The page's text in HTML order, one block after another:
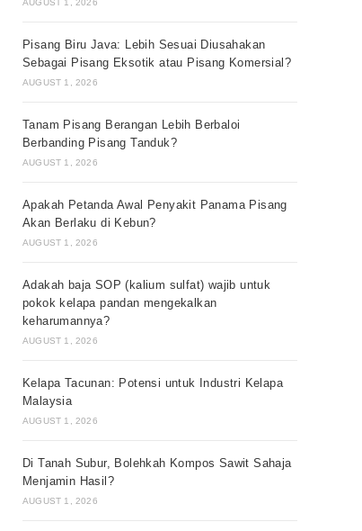
AUGUST 1, 2026
Pisang Biru Java: Lebih Sesuai Diusahakan
Sebagai Pisang Eksotik atau Pisang Komersial?
AUGUST 1, 2026
Tanam Pisang Berangan Lebih Berbaloi
Berbanding Pisang Tanduk?
AUGUST 1, 2026
Apakah Petanda Awal Penyakit Panama Pisang
Akan Berlaku di Kebun?
AUGUST 1, 2026
Adakah baja SOP (kalium sulfat) wajib untuk
pokok kelapa pandan mengekalkan
keharumannya?
AUGUST 1, 2026
Kelapa Tacunan: Potensi untuk Industri Kelapa
Malaysia
AUGUST 1, 2026
Di Tanah Subur, Bolehkah Kompos Sawit Sahaja
Menjamin Hasil?
AUGUST 1, 2026